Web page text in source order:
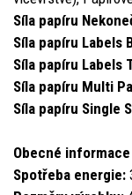
Síla papíru
Síla papíru Labels
Síla papíru Labels
Síla papíru Multi
Síla papíru Single
Obecné informace
Spotřeba energie: